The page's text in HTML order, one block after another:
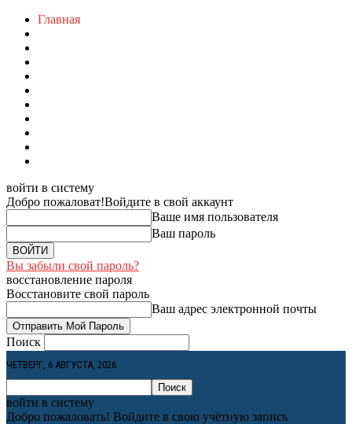
Главная
войти в систему
Добро пожаловат!Войдите в свой аккаунт
Ваше имя пользователя
Ваш пароль
Вы забыли свой пароль?
восстановление пароля
Восстановите свой пароль
Ваш адрес электронной почты
Поиск
ЧЕТВЕРГ, 6 АВГУСТА, 2026
войти в систему
Добро пожаловать! Войдите в свою учётную запись